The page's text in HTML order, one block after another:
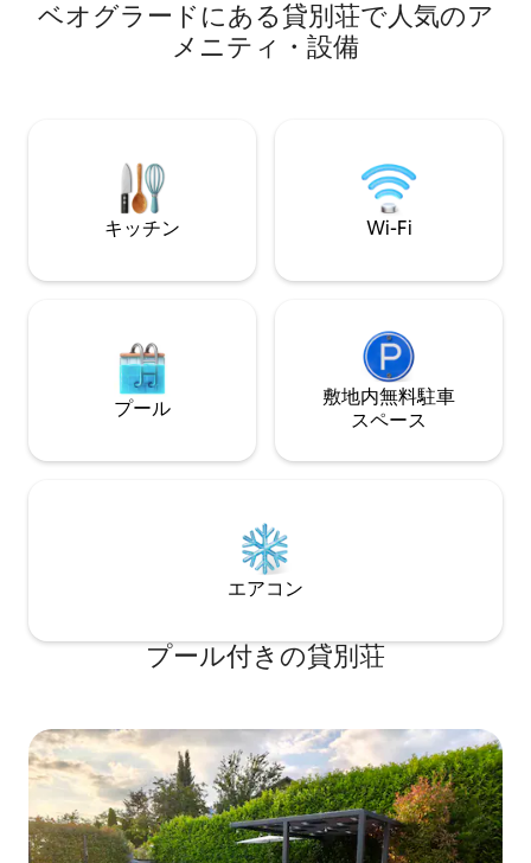
リーンオアシススイート、
airbnb.com/h/thegreenoasissuite グリ
ーンオアシスアトリエ、
泊先を提供するために改装されました。
ア、柔らかな照明
が、エレガントで
性あふれる方々に
バシーが確保され
かな空間で過ごせ
スも簡単です。
ベオグラードにある貸別荘で人気のア
メニティ・設備
キッチン Wi-Fi
プール
敷地内無料駐⁠車
ス⁠ペ⁠ー⁠ス
エアコン
プール付きの貸別荘